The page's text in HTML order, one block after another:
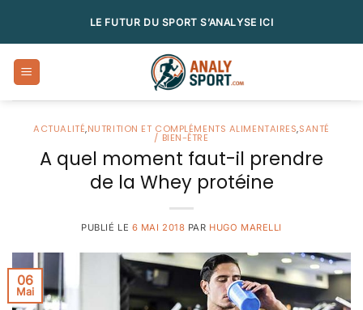
LE FUTUR DU SPORT S’ANALYSE ICI
ACTUALITÉ,NUTRITION ET COMPLÉMENTS ALIMENTAIRES,SANTÉ
/ BIEN-ÊTRE
A quel moment faut-il prendre
de la Whey protéine
PUBLIÉ LE 6 MAI 2018 PAR HUGO MARELLI
06
Mai